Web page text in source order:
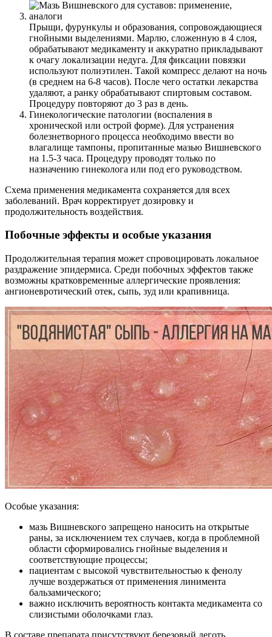
Прыщи, фурункулы и образования, сопровождающиеся
гнойными выделениями. Марлю, сложенную в 4 слоя,
обрабатывают медикаменту и аккуратно прикладывают
к очагу локализации недуга. Для фиксации повязки
используют полиэтилен. Такой компресс делают на ночь
(в среднем на 6-8 часов). После чего остатки лекарства
удаляют, а ранку обрабатывают спиртовым составом.
Процедуру повторяют до 3 раз в день.
Гинекологические патологии (воспаления в
хронической или острой форме). Для устранения
болезнетворного процесса необходимо ввести во
влагалище тампоны, пропитанные мазью Вишневского
на 1.5-3 часа. Процедуру проводят только по
назначению гинеколога или под его руководством.
Схема применения медикамента сохраняется для всех
заболеваний. Врач корректирует дозировку и
продолжительность воздействия.
Побочные эффекты и особые указания
Продолжительная терапия может спровоцировать локальное
раздражение эпидермиса. Среди побочных эффектов также
возможны кратковременные аллергические проявления:
ангионевротический отек, сыпь, зуд или крапивница.
Особые указания:
мазь Вишневского запрещено наносить на открытые
раны, за исключением тех случаев, когда в проблемной
области сформировались гнойные выделения и
соответствующие процессы;
пациентам с высокой чувствительностью к фенолу
лучше воздержаться от применения линимента
бальзамического;
важно исключить вероятность контакта медикамента со
слизистыми оболочками глаз.